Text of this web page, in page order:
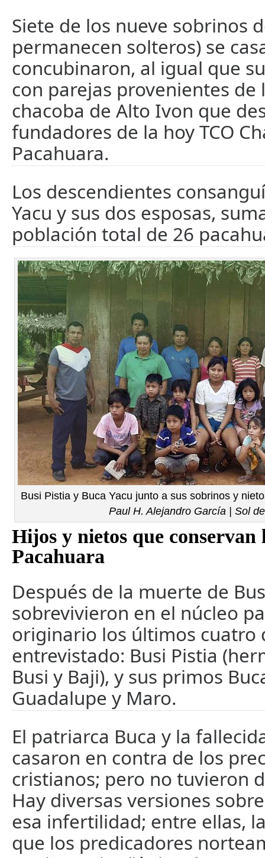
Siete de los nueve sobrinos
permanecen solteros) se
concubinaron, al igual que
con parejas provenientes
chacoba de Alto Ivon que
fundadores de la hoy TCO
Pacahuara.
Los descendientes
Yacu y sus dos esposas,
población total de 26
Busi Pistia y Buca Yacu junto a sus sobrinos y
Paul H. Alejandro García | Sol
Hijos y nietos que conservan
Pacahuara
Después de la muerte de
sobrevivieron en el núcleo
originario los últimos cuatro
entrevistado: Busi Pistia
Busi y Baji), y sus primos
Guadalupe y Maro.
El patriarca Buca y la
casaron en contra de los
cristianos; pero no tuvieron
Hay diversas versiones
esa infertilidad; entre ellas,
que los predicadores